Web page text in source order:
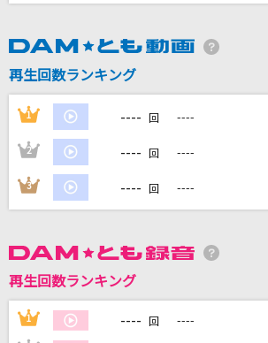
拝啓、少年よ
Hump Back
もっと見る
カラオケ最新情報をチェック！
DAMに会員登録・ログインして
カラオケをもっと楽しもう！
再生回数ランキング
1 ---- 回 ----
2 ---- 回 ----
3 ---- 回 ----
再生回数ランキング
1 ---- 回 ----